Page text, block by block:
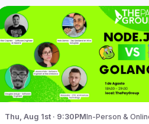
Thu, Aug 1st · 9:30PMIn-Person &